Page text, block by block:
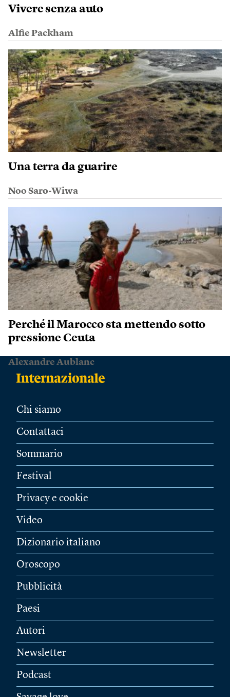
Vivere senza auto
Alfie Packham
Una terra da guarire
Noo Saro-Wiwa
Perché il Marocco sta mettendo sotto
pressione Ceuta
Alexandre Aublanc
Chi siamo
Contattaci
Sommario
Festival
Privacy e cookie
Video
Dizionario italiano
Oroscopo
Pubblicità
Paesi
Autori
Newsletter
Podcast